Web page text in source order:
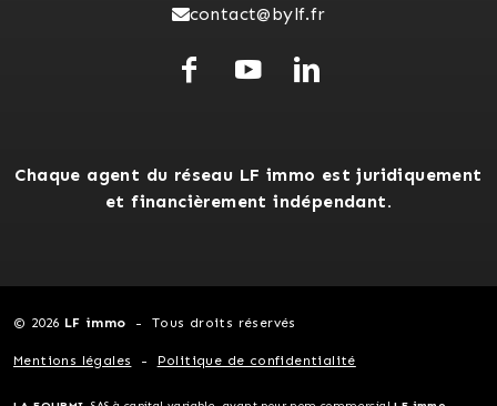
contact@bylf.fr
Chaque agent du réseau LF immo est juridiquement
et financièrement indépendant.
© 2026 LF immo Tous droits réservés
Mentions légales Politique de confidentialité